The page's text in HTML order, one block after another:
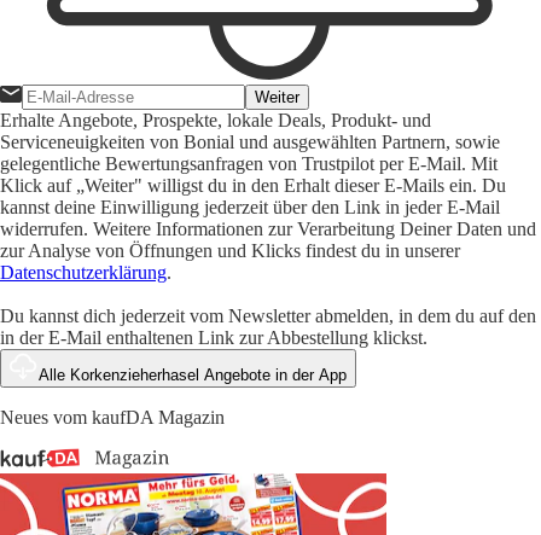
Weiter
Erhalte Angebote, Prospekte, lokale Deals, Produkt- und
Serviceneuigkeiten von Bonial und ausgewählten Partnern, sowie
gelegentliche Bewertungsanfragen von Trustpilot per E-Mail. Mit
Klick auf „Weiter" willigst du in den Erhalt dieser E-Mails ein. Du
kannst deine Einwilligung jederzeit über den Link in jeder E-Mail
widerrufen. Weitere Informationen zur Verarbeitung Deiner Daten und
zur Analyse von Öffnungen und Klicks findest du in unserer
Datenschutzerklärung.
Du kannst dich jederzeit vom Newsletter abmelden, in dem du auf den
in der E-Mail enthaltenen Link zur Abbestellung klickst.
Alle Korkenzieherhasel Angebote in der App
Neues vom kaufDA Magazin